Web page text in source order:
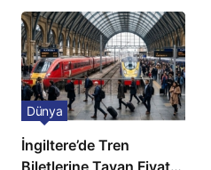
açıklama!
İngiltere’de Tren
Biletlerine Tavan Fiyat:
Dünya